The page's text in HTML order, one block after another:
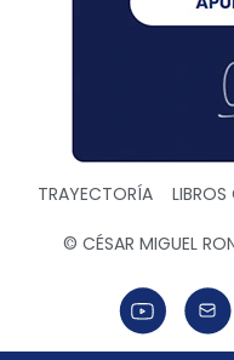
TRAYECTORÍA LIBROS
© CÉSAR MIGUEL